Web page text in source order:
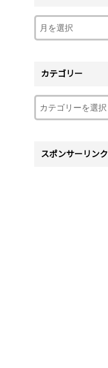
カテゴリー
スポンサーリンク